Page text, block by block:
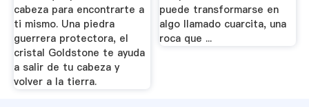
cabeza para encontrarte a
ti mismo. Una piedra
guerrera protectora, el
cristal Goldstone te ayuda
a salir de tu cabeza y
volver a la tierra.
puede transformarse en
algo llamado cuarcita, una
roca que ...